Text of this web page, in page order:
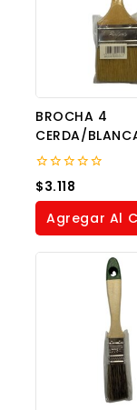
BROCHA 4
CERDA/
0
out
of
$3.118
Agregar Al